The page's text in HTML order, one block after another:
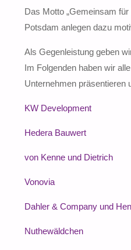
Das Motto „Gemeinsam
Potsdam anlegen dazu
Als Gegenleistung geben
Im Folgenden haben wir
Unternehmen präsentieren
KW Development
Hedera Bauwert
von Kenne und Dietrich
Vonovia
Dahler & Company und
Nuthewäldchen